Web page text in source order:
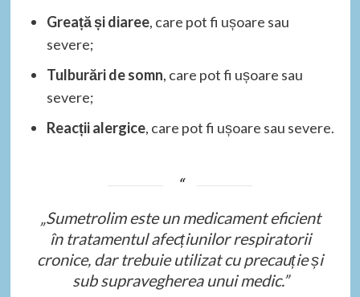
Greață și diaree, care pot fi ușoare sau
severe;
Tulburări de somn, care pot fi ușoare sau
severe;
Reacții alergice, care pot fi ușoare sau severe.
„Sumetrolim este un medicament eficient
în tratamentul afecțiunilor respiratorii
cronice, dar trebuie utilizat cu precauție și
sub supravegherea unui medic.”